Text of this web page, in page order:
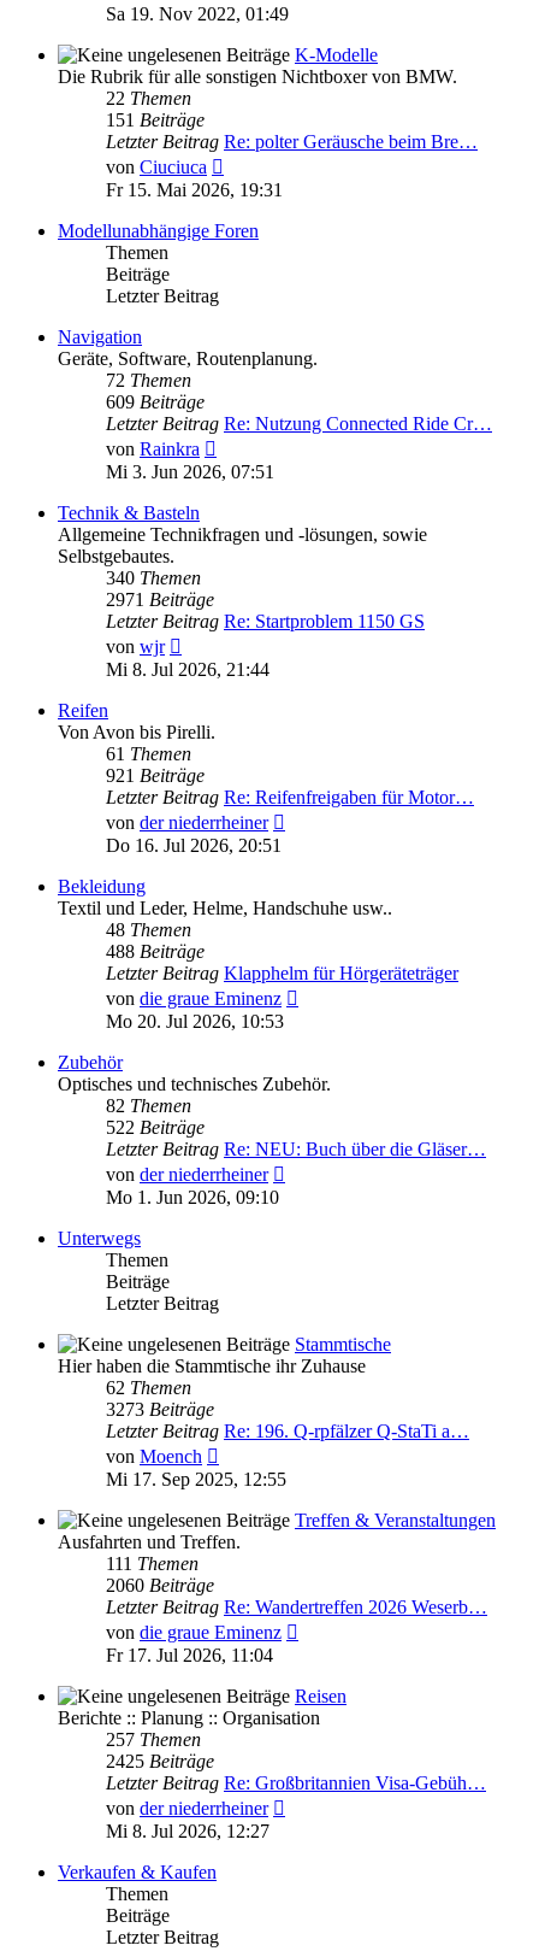
Beitrag
Sa 19. Nov 2022, 01:49
K-Modelle
Die Rubrik für alle sonstigen Nichtboxer von BMW.
22 Themen
151 Beiträge
Letzter Beitrag Re: polter Geräusche beim Bre…
von Ciuciuca
Beitrag
Fr 15. Mai 2026, 19:31
Modellunabhängige Foren
Themen
Beiträge
Letzter Beitrag
Navigation
Geräte, Software, Routenplanung.
72 Themen
609 Beiträge
Letzter Beitrag Re: Nutzung Connected Ride Cr…
von Rainkra
Beitrag
Mi 3. Jun 2026, 07:51
Technik & Basteln
Allgemeine Technikfragen und -lösungen, sowie
Selbstgebautes.
340 Themen
2971 Beiträge
Letzter Beitrag Re: Startproblem 1150 GS
von wjr
Beitrag
Mi 8. Jul 2026, 21:44
Reifen
Von Avon bis Pirelli.
61 Themen
921 Beiträge
Letzter Beitrag Re: Reifenfreigaben für Motor…
von der niederrheiner
Do 16. Jul 2026, 20:51
Bekleidung
Textil und Leder, Helme, Handschuhe usw..
48 Themen
488 Beiträge
Letzter Beitrag Klapphelm für Hörgeräteträger
von die graue Eminenz
Mo 20. Jul 2026, 10:53
Zubehör
Optisches und technisches Zubehör.
82 Themen
522 Beiträge
Letzter Beitrag Re: NEU: Buch über die Gläser…
von der niederrheiner
Mo 1. Jun 2026, 09:10
Unterwegs
Themen
Beiträge
Letzter Beitrag
Stammtische
Hier haben die Stammtische ihr Zuhause
62 Themen
3273 Beiträge
Letzter Beitrag Re: 196. Q-rpfälzer Q-StaTi a…
von Moench
Beitrag
Mi 17. Sep 2025, 12:55
Treffen & Veranstaltungen
Ausfahrten und Treffen.
111 Themen
2060 Beiträge
Letzter Beitrag Re: Wandertreffen 2026 Weserb…
von die graue Eminenz
Fr 17. Jul 2026, 11:04
Reisen
Berichte :: Planung :: Organisation
257 Themen
2425 Beiträge
Letzter Beitrag Re: Großbritannien Visa-Gebüh…
von der niederrheiner
Mi 8. Jul 2026, 12:27
Verkaufen & Kaufen
Themen
Beiträge
Letzter Beitrag